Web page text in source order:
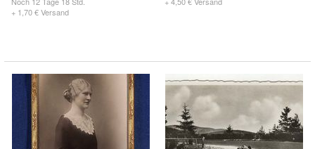
+ 1,70 € Versand